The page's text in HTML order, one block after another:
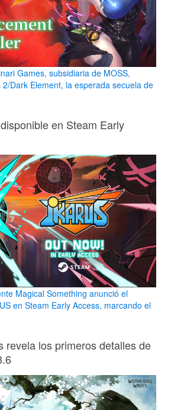
Games, subsidiaria de MOSS,
Dark Element, la esperada secuela de
en Steam Early
Magical Something anunció el
en Steam Early Access, marcando el
revela los primeros detalles de